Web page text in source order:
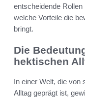
entscheidende
welche Vorteile die
bringt.
Die
hektischen
In einer Welt, die von
Alltag geprägt ist,